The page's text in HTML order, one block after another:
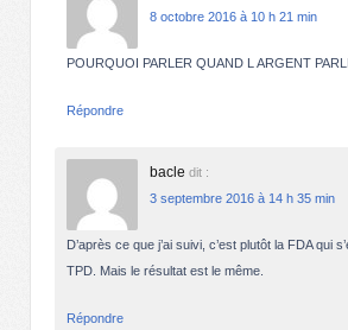
8 octobre 2016 à 10 h 21 min
POURQUOI PARLER QUAND L ARGENT
Répondre
bacle dit :
3 septembre 2016 à 14 h 35 min
D’après ce que j’ai suivi, c’est plutôt la FDA qui
TPD. Mais le résultat est le même.
Répondre